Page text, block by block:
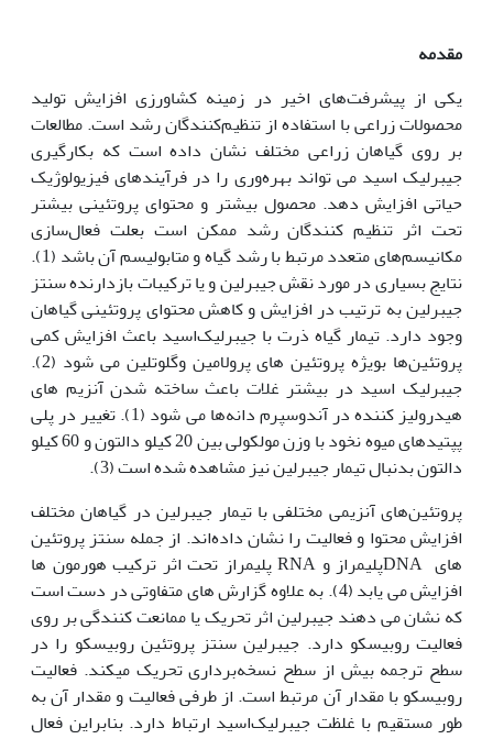
مقدمه
یکی از پیشرفت‌های اخیر در زمینه کشاورزی افزایش تولید
محصولات زراعی با استفاده از تنظیم‌کنندگان رشد است. مطالعات
بر روی گیاهان زراعی مختلف نشان داده است که بکارگیری
جیبرلیک اسید می تواند بهره‌وری را در فرآیندهای فیزیولوژیک
حیاتی افزایش دهد. محصول بیشتر و محتوای پروتئینی بیشتر
تحت اثر تنظیم کنندگان رشد ممکن است بعلت فعال‌سازی
مکانیسم‌های متعدد مرتبط با رشد گیاه و متابولیسم آن باشد (1).
نتایج بسیاری در مورد نقش جیبرلین و یا ترکیبات بازدارنده سنتز
جیبرلین به ترتیب در افزایش و کاهش محتوای پروتئینی گیاهان
وجود دارد. تیمار گیاه ذرت با جیبرلیک‌اسید باعث افزایش کمی
پروتئین‌ها بویژه پروتئین های پرولامین وگلوتلین می شود (2).
جیبرلیک اسید در بیشتر غلات باعث ساخته شدن آنزیم های
هیدرولیز کننده در آندوسپرم دانه‌ها می شود (1). تغییر در پلی
پپتیدهای میوه نخود با وزن مولکولی بین 20 کیلو دالتون و 60 کیلو
دالتون بدنبال تیمار جیبرلین نیز مشاهده شده است (3).
پروتئین‌های آنزیمی مختلفی با تیمار جیبرلین در گیاهان مختلف
افزایش محتوا و فعالیت را نشان داده‌اند. از جمله سنتز پروتئین
های DNAپلیمراز و RNA پلیمراز تحت اثر ترکیب هورمون ها
افزایش می یابد (4). به علاوه گزارش های متفاوتی در دست است
که نشان می دهند جیبرلین اثر تحریک یا ممانعت کنندگی بر روی
فعالیت روبیسکو دارد. جیبرلین سنتز پروتئین روبیسکو را در
سطح ترجمه بیش از سطح نسخه‌برداری تحریک می‏کند. فعالیت
روبیسکو با مقدار آن مرتبط است. از طرفی فعالیت و مقدار آن به
طور مستقیم با غلظت جیبرلیک‌اسید ارتباط دارد. بنابراین فعال